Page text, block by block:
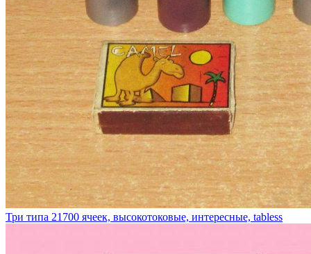
Три типа 21700 ячеек, высокотоковые, интересные, tabless